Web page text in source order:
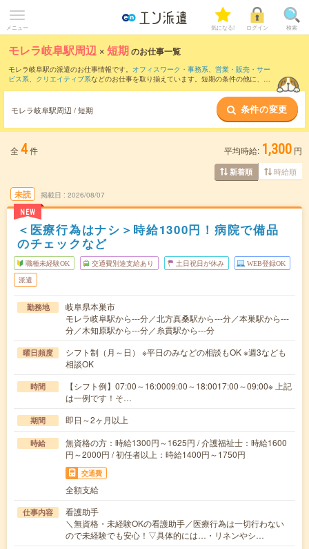
メニュー 気になる! ログイン 検索
モレラ岐阜駅周辺 ×短期のお仕事一覧
モレラ岐阜駅の派遣のお仕事情報です。 オフィスワーク・事務系、 営業・販売・サー
ビス系、 クリエイティブ系などのお仕事を取り揃えています。短期の条件の他に、 交
モレラ岐阜駅周辺 / 短期 条件の変更
全 4件 平均時給: 1,300 円
新着順 時給順
未読
NEW
掲載日 2026/08/07
＜医療行為はナシ＞時給1300円！病院で備品
のチェックなど
職種未経験OK 交通費別途支給あり 土日祝日が休み WEB登録OK
派遣
勤務地
岐阜県本巣市
モレラ岐阜駅から---分／北方真桑駅から---分／本巣駅から---
分／木知原駅から---分／糸貫駅から---分
曜日頻度
シフト制（月～日） ※平日のみなどの相談もOK ※週3なども
相談OK
時間
【シフト例】07:00～16:0009:00～18:0017:00～09:00※ 上記
は一例です！そ…
期間 即日～2ヶ月以上
時給
無資格の方：時給1300円～1625円 / 介護福祉士：時給1600
円～2000円 / 初任者以上：時給1400円～1750円
交通費
全額支給
仕事内容
看護助手
＼無資格・未経験OKの看護助手／医療行為は一切行わない
ので未経験でも安心！▽具体的には…・リネンやシ…